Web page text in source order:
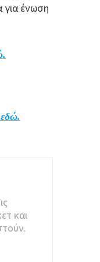
για ένωση
και